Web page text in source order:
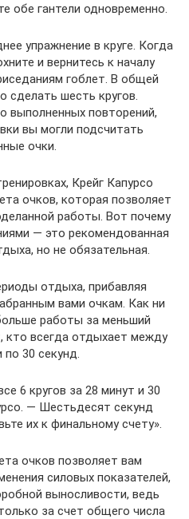
обе гантели одновременно.
упражнение в круге. Когда
и вернитесь к началу
гоблет. В общей
сделать шесть кругов.
выполненных повторений,
вы могли подсчитать
очки.
Крейг Капурсо
очков, которая позволяет
работы. Вот почему
— это рекомендованная
но не обязательная.
отдыха, прибавляя
вами очкам. Как ни
работы за меньший
кто всегда отдыхает между
30 секунд.
6 кругов за 28 минут и 30
— Шестьдесят секунд
их к финальному счету».
очков позволяет вам
силовых показателей,
выносливости, ведь
за счет общего числа